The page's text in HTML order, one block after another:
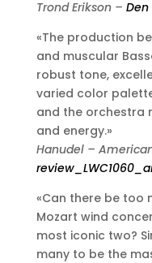
Trond Erikson –
«The production
and muscular
robust tone,
varied color
and the orchestra
and energy.»
Hanudel –
«Can there be too
Mozart wind
most iconic two?
many to be the